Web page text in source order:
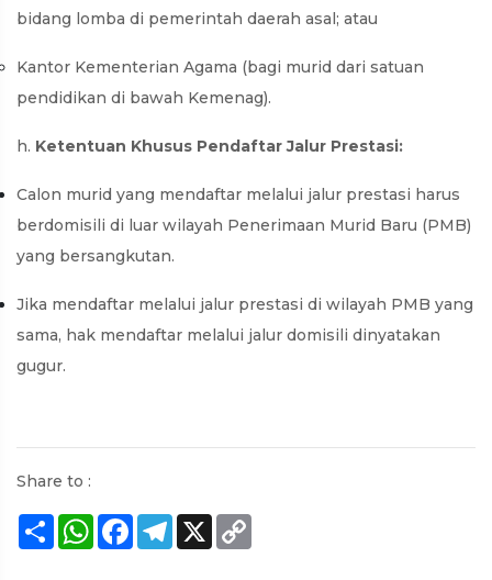
bidang lomba di pemerintah daerah asal; atau
Kantor Kementerian Agama (bagi murid dari satuan
pendidikan di bawah Kemenag).
h. Ketentuan Khusus Pendaftar Jalur Prestasi:
Calon murid yang mendaftar melalui jalur prestasi harus
berdomisili di luar wilayah Penerimaan Murid Baru (PMB)
yang bersangkutan.
Jika mendaftar melalui jalur prestasi di wilayah PMB yang
sama, hak mendaftar melalui jalur domisili dinyatakan
gugur.
Share to :
ShareWhatsApp
FacebookTelegram
X